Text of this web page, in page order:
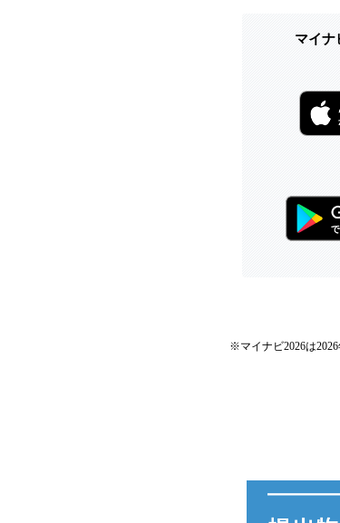
マイナ
※マイナビ2026は